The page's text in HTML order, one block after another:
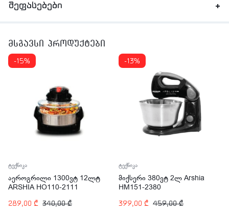
შეფასებები
მსგავსი პროდუქტები
-15%
ტექნიკა
აეროგრილი 1300ვტ 12ლტ
ARSHIA HO110-2111
289,00 ₾ 340,00₾
-13%
ტექნიკა
მიქსერი 380ვტ 2ლ Arshia
HM151-2380
399,00 ₾ 459,00₾